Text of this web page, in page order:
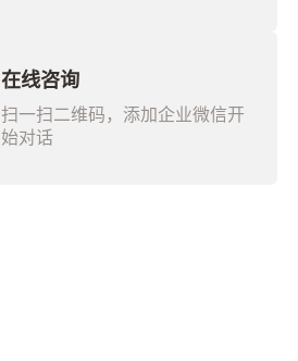
在线咨询
扫一扫二维码，添加企业微信开
始对话